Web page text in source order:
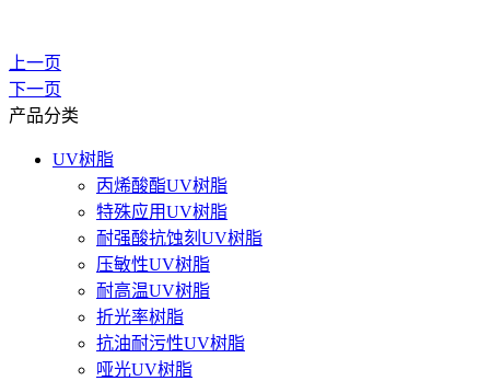
上一页
下一页
产品分类
UV树脂
丙烯酸酯UV树脂
特殊应用UV树脂
耐强酸抗蚀刻UV树脂
压敏性UV树脂
耐高温UV树脂
折光率树脂
抗油耐污性UV树脂
哑光UV树脂